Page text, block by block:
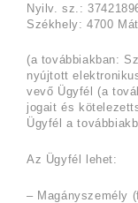
Nyilv. sz.:
Székhely: 4700
(a továbbiakban:
nyújtott
vevő Ügyfél (a
jogait és
Ügyfél a
Az Ügyfél lehet:
– Magányszemély